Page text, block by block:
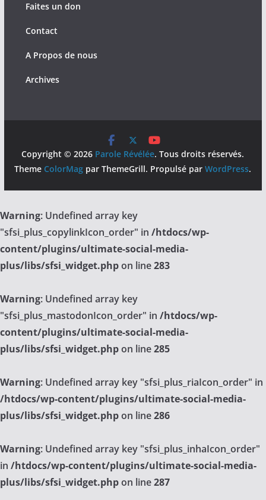
Faites un don
Contact
A Propos de nous
Archives
Copyright © 2026 Parole Révélée. Tous droits réservés.
Theme ColorMag par ThemeGrill. Propulsé parWordPress.
Warning: Undefined array key
"sfsi_plus_copylinkIcon_order" in /htdocs/wp-
content/plugins/ultimate-social-media-
plus/libs/sfsi_widget.phpon line283
Warning: Undefined array key
"sfsi_plus_mastodonIcon_order" in /htdocs/wp-
content/plugins/ultimate-social-media-
plus/libs/sfsi_widget.phpon line285
Warning: Undefined array key "sfsi_plus_riaIcon_order" in
/htdocs/wp-content/plugins/ultimate-social-media-
plus/libs/sfsi_widget.phpon line286
Warning: Undefined array key "sfsi_plus_inhaIcon_order"
in /htdocs/wp-content/plugins/ultimate-social-media-
plus/libs/sfsi_widget.phpon line287